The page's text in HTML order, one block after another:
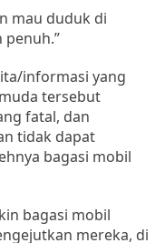
mau duduk di
penuh.”
informasi yang
muda tersebut
fatal, dan
tidak dapat
bagasi mobil
bagasi mobil
mereka, di